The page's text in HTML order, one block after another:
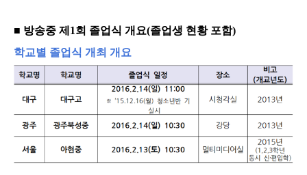
■ 방송중 제1회 졸업식 개요(졸업생 현황 포함)
학교별 졸업식 개최 개요